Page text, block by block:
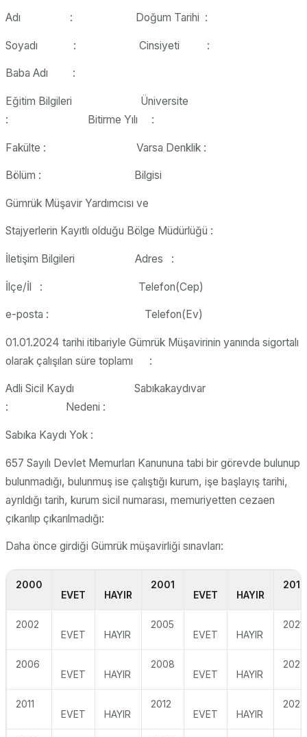
Adı : Doğum Tarihi :
Soyadı : Cinsiyeti :
Baba Adı :
Eğitim Bilgileri Üniversite
: Bitirme Yılı :
Fakülte : Varsa Denklik :
Bölüm : Bilgisi
Gümrük Müşavir Yardımcısı ve
Stajyerlerin Kayıtlı olduğu Bölge Müdürlüğü :
İletişim Bilgileri Adres :
İlçe/İl : Telefon(Cep)
e-posta : Telefon(Ev)
01.01.2024 tarihi itibariyle Gümrük Müşavirinin yanında sigortalı
olarak çalışılan süre toplamı :
Adli Sicil Kaydı Sabıkakaydıvar
: Nedeni :
Sabıka Kaydı Yok :
657 Sayılı Devlet Memurları Kanununa tabi bir görevde bulunup
bulunmadığı, bulunmuş ise çalıştığı kurum, işe başlayış tarihi,
ayrıldığı tarih, kurum sicil numarası, memuriyetten cezaen
çıkarılıp çıkarılmadığı:
Daha önce girdiği Gümrük müşavirliği sınavları:
2000
EVET
HAYIR
2001
EVET
HAYIR
2019
2002
EVET
HAYIR
2005
EVET
HAYIR
2021
2006
EVET
HAYIR
2008
EVET
HAYIR
2022
2011
EVET
HAYIR
2012
EVET
HAYIR
2023